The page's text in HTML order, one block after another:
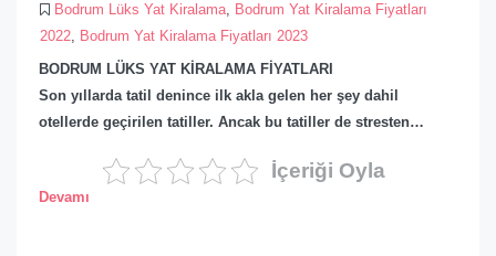
Bodrum Lüks Yat Kiralama, Bodrum Yat Kiralama Fiyatları
2022, Bodrum Yat Kiralama Fiyatları 2023
BODRUM LÜKS YAT KİRALAMA FİYATLARI
Son yıllarda tatil denince ilk akla gelen her şey dahil
otellerde geçirilen tatiller. Ancak bu tatiller de stresten…
İçeriği Oyla
Devamı